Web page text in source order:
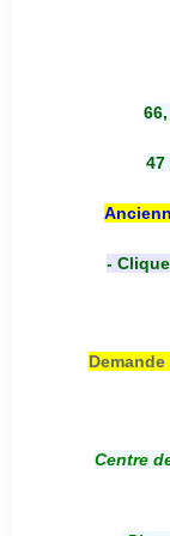
47
-
Demande
Centre